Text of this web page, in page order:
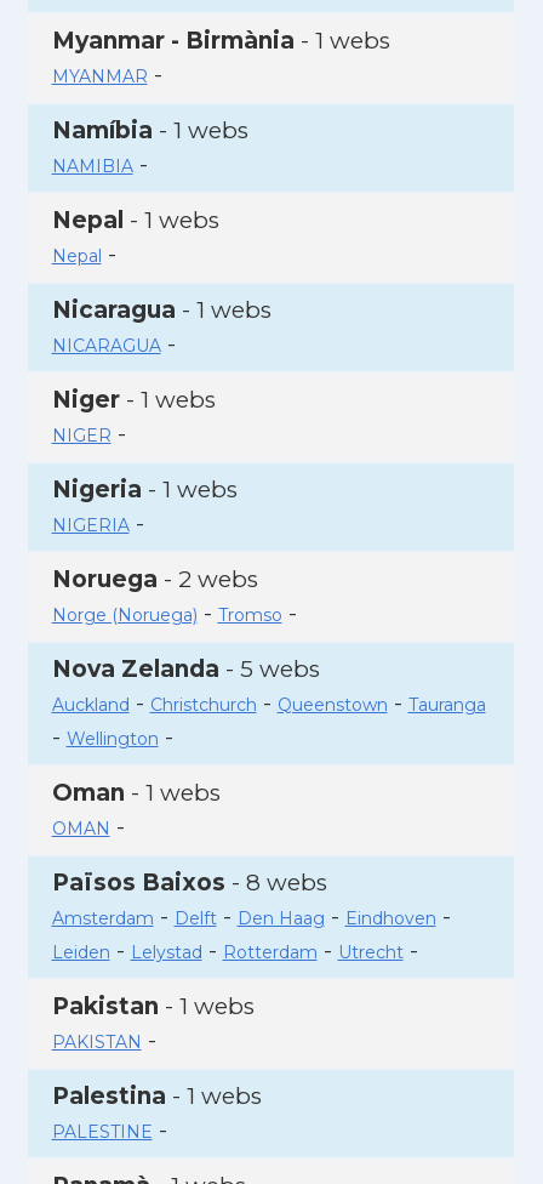
Myanmar - Birmània - 1 webs
MYANMAR -
Namíbia - 1 webs
NAMIBIA-
Nepal - 1 webs
Nepal -
Nicaragua - 1 webs
NICARAGUA-
Niger- 1 webs
NIGER -
Nigeria - 1 webs
NIGERIA-
Noruega - 2 webs
Norge (Noruega) - Tromso -
Nova Zelanda - 5 webs
Auckland - Christchurch - Queenstown - Tauranga
- Wellington -
Oman - 1 webs
OMAN -
Països Baixos - 8 webs
Amsterdam - Delft- Den Haag - Eindhoven -
Leiden - Lelystad - Rotterdam - Utrecht-
Pakistan - 1 webs
PAKISTAN -
Palestina - 1 webs
PALESTINE -